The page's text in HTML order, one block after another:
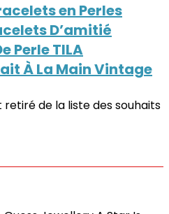
en Perles
D’amitié
Perle TILA
À La Main Vintage
retiré de la liste des souhaits